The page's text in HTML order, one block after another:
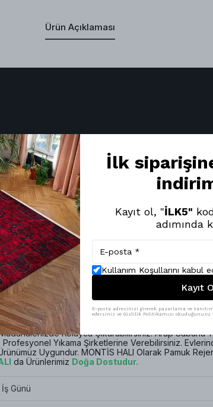
Ürün Açıklaması
Ürünümüz Dokuma Taban Halıdır
YüzeyiTıraşlanmış Kilim Gibi
Bir Dokuya Sahiptir.
Boyama Tekniğiyle Tasvir Ediyoruz. Tozlanma ve
Kullanabilirler. Bu Halıyı Sıkma Yaptırmadan
Kolayca Çıkarabilirsiniz. Arap Sabunu
Yıkama Şirketlerine Verebilirsiniz.
Uygundur. MONTİS HALI Olarak Pamuk
da Ürünlerimiz Doğa Dostudur.
İş Günü
İlk
Kayıt ol, "İLK5"
adımında
Kullanım Koşullarını kabul
Kayıt
E-posta adresinizi girerek pazarlama ve
edersiniz ve Gizlilik Politikamızı okuduğunuzu